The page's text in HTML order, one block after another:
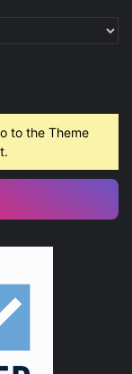
to the Theme